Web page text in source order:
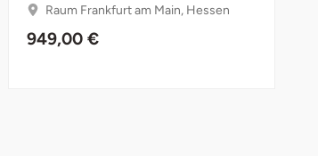
Raum Frankfurt am Main, Hessen
949,00 €